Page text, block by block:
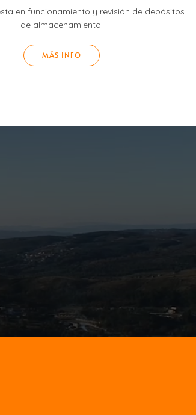
en funcionamiento y revisión de depósitos
de almacenamiento.
MÁS INFO